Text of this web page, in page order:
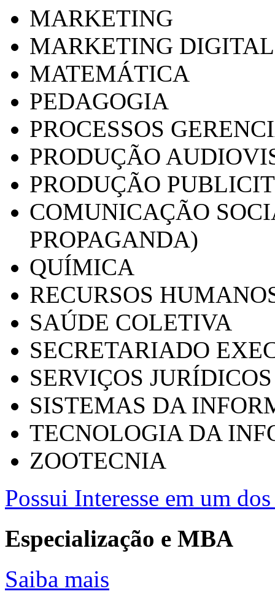
MARKETING
MARKETING DIGITAL
MATEMÁTICA
PEDAGOGIA
PROCESSOS
PRODUÇÃO
PRODUÇÃO
COMUNICAÇÃO
PROPAGANDA)
QUÍMICA
RECURSOS
SAÚDE COLETIVA
SECRETARIADO
SERVIÇOS
SISTEMAS DA
TECNOLOGIA DA
ZOOTECNIA
Possui Interesse em um
Especialização e MBA
Saiba mais